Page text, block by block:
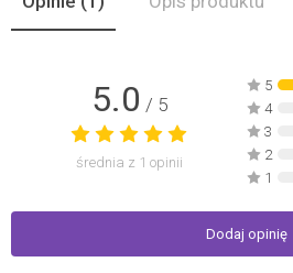
5.0 / 5
średnia z 1 opinii
5
4
3
2
1
Dodaj opinię